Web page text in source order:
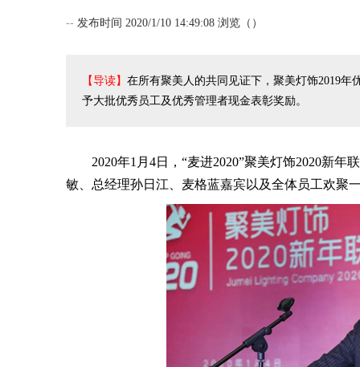
-- 发布时间 2020/1/10 14:49:08 浏览（ ）
【导读】 在所有聚美人的共同见证下，聚美灯饰2019
予大批优秀员工及优秀管理者现金表彰奖励。
2020年1月4日，“麦进2020”聚美灯饰2020新年
敏、总经理孙日江、麦格蓝嘉宾以及全体员工欢聚